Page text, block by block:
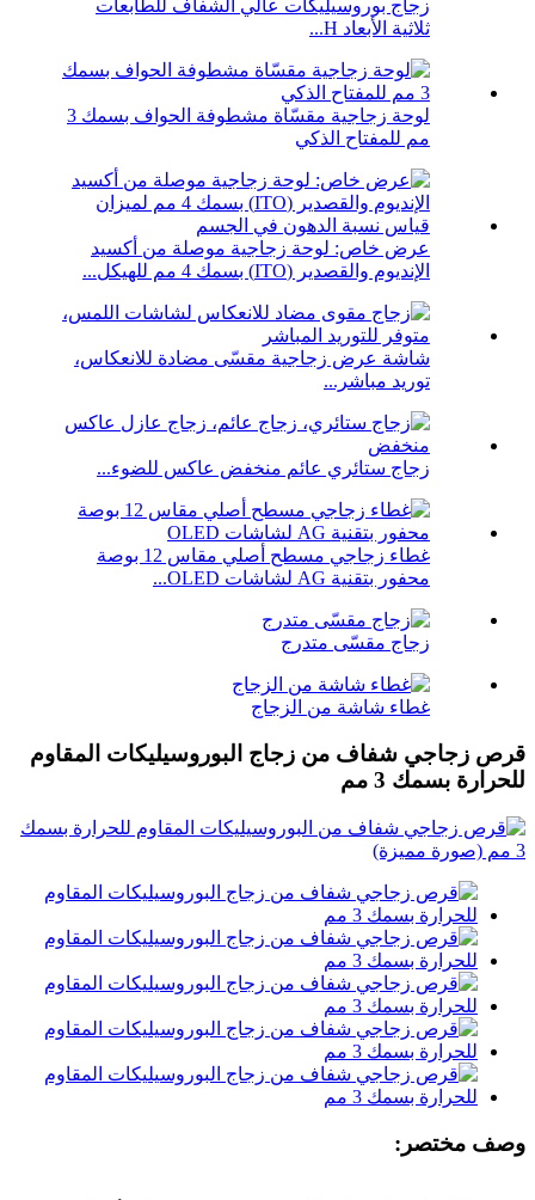
زجاج بوروسيليكات عالي الشفاف للطابعات
ثلاثية الأبعاد H...
لوحة زجاجية مقسّاة مشطوفة الحواف بسمك 3
مم للمفتاح الذكي
عرض خاص: لوحة زجاجية موصلة من أكسيد
الإنديوم والقصدير (ITO) بسمك 4 مم للهيكل...
شاشة عرض زجاجية مقسّى مضادة للانعكاس،
توريد مباشر...
زجاج ستائري عائم منخفض عاكس للضوء...
غطاء زجاجي مسطح أصلي مقاس 12 بوصة
محفور بتقنية AG لشاشات OLED...
زجاج مقسّى متدرج
غطاء شاشة من الزجاج
قرص زجاجي شفاف من زجاج البوروسيليكات المقاوم
للحرارة بسمك 3 مم
وصف مختصر: